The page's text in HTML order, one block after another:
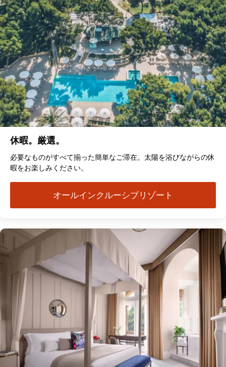
休暇。厳選。
必要なものがすべて揃った簡単なご滞在。太陽を浴びながらの休
暇をお楽しみください。
オールインクルーシブリゾート